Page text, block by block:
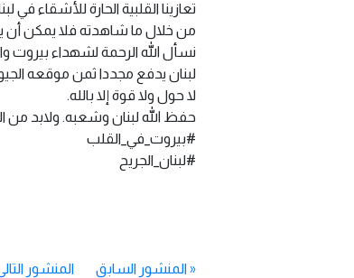
تعازينا القلبية الحارة للأشقاء في
من خلال ما شاهدته فلا يمكن أن
نسأل الله الرحمة لشهداء بيروت
لبنان يدفع مجددا ثمن موقعه
لا حول ولا قوة إلا بالله.
حفظ الله لبنان وشعبه. ولابد من
#بيروت_في_القلب
#لبنان_الجريح
«المنشور السابق المنشور